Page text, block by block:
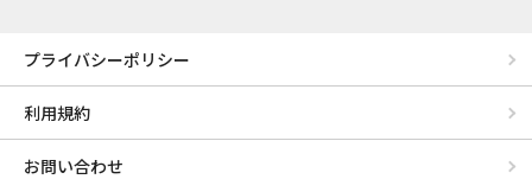
プライバシーポリシー
利用規約
お問い合わせ